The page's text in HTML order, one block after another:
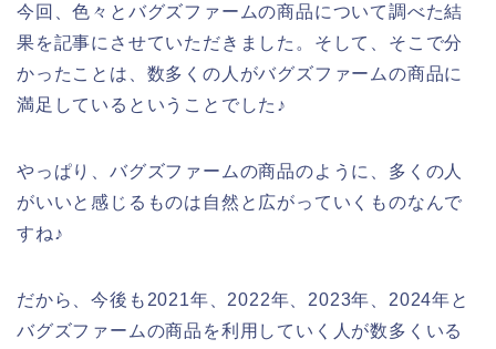
今回、色々とバグズファームの商品について調べた結
果を記事にさせていただきました。そして、そこで分
かったことは、数多くの人がバグズファームの商品に
満足しているということでした♪
やっぱり、バグズファームの商品のように、多くの人
がいいと感じるものは自然と広がっていくものなんで
すね♪
だから、今後も2021年、2022年、2023年、2024年と
バグズファームの商品を利用していく人が数多くいる